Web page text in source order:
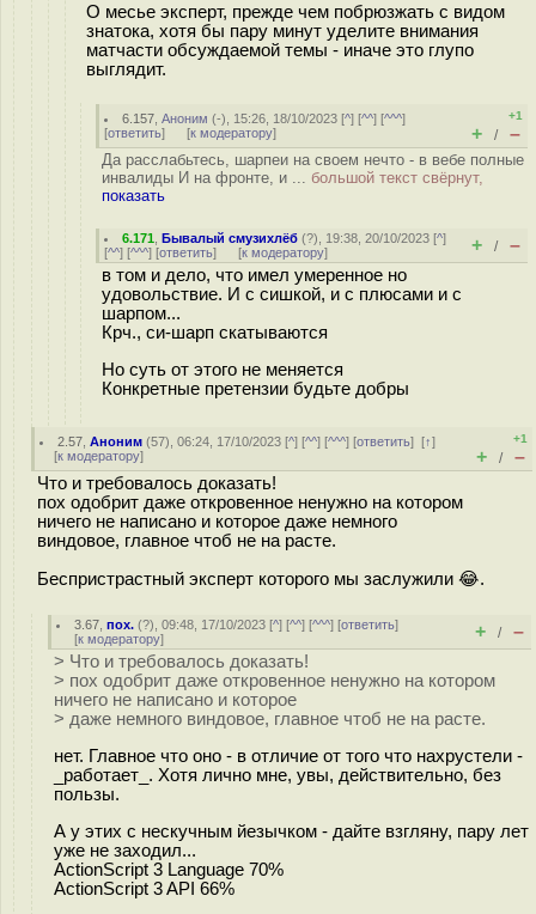
О месье эксперт, прежде чем побрюзжать с видом
знатока, хотя бы пару минут уделите внимания
матчасти обсуждаемой темы - иначе это глупо
выглядит.
6.157 ,Аноним (-), 15:26, 18/10/2023 [^] [^^] [^^^]
[ответить] [к модератору]
+1
+ / –
Да расслабьтесь, шарпеи на своем нечто - в вебе полные
инвалиды И на фронте, и ... большой текст свёрнут,
показать
6.171 ,Бывалый смузихлёб (?), 19:38, 20/10/2023 [^]
[^^] [^^^] [ответить] [к модератору] + / –
в том и дело, что имел умеренное но
удовольствие. И с сишкой, и с плюсами и с
шарпом...
Крч., си-шарп скатываются
Но суть от этого не меняется
Конкретные претензии будьте добры
2.57 ,Аноним (57), 06:24, 17/10/2023 [^] [^^] [^^^] [ответить][↑]
[к модератору]
+1
+ / –
Что и требовалось доказать!
пох одобрит даже откровенное ненужно на котором
ничего не написано и которое даже немного
виндовое, главное чтоб не на расте.
Беспристрастный эксперт которого мы заслужили 😂.
3.67 ,пох. (?), 09:48, 17/10/2023 [^] [^^] [^^^] [ответить]
[к модератору] + / –
> Что и требовалось доказать!
> пох одобрит даже откровенное ненужно на котором
ничего не написано и которое
> даже немного виндовое, главное чтоб не на расте.
нет. Главное что оно - в отличие от того что нахрустели -
_работает_. Хотя лично мне, увы, действительно, без
пользы.
А у этих с нескучным йезычком - дайте взгляну, пару лет
уже не заходил...
ActionScript 3 Language 70%
ActionScript 3 API 66%